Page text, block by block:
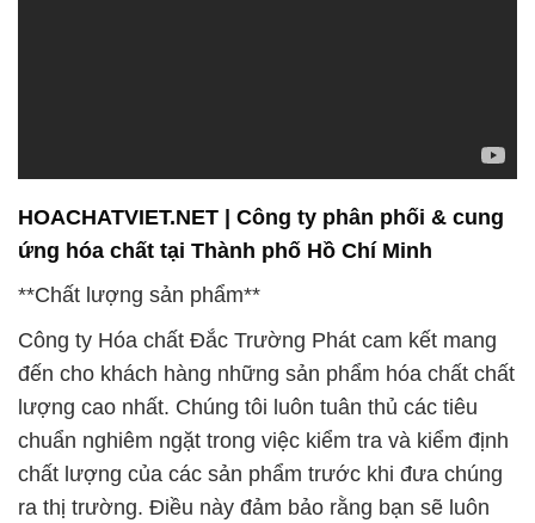
HOACHATVIET.NET | Công ty phân phối & cung
ứng hóa chất tại Thành phố Hồ Chí Minh
**Chất lượng sản phẩm**
Công ty Hóa chất Đắc Trường Phát cam kết mang
đến cho khách hàng những sản phẩm hóa chất chất
lượng cao nhất. Chúng tôi luôn tuân thủ các tiêu
chuẩn nghiêm ngặt trong việc kiểm tra và kiểm định
chất lượng của các sản phẩm trước khi đưa chúng
ra thị trường. Điều này đảm bảo rằng bạn sẽ luôn